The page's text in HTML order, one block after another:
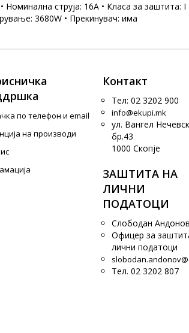
струја: 16A • Класа за заштита:
3680W • Прекинувач: има
по телефон и еmail
на производи
Контакт
Тел: 02 3202 900
info@ekupi.mk
ул. Вангел
бр.43
1000 Скопје
ЗАШТИТА НА
ЛИЧНИ
ПОДАТОЦИ
Слободан Андонов
Офицер за
лични податоци
Тел. 02 3202 807